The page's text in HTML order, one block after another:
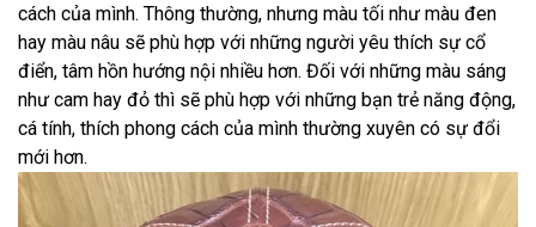
cách của mình. Thông thường, nhưng màu tối như màu đen
hay màu nâu sẽ phù hợp với những người yêu thích sự cổ
điển, tâm hồn hướng nội nhiều hơn. Đối với những màu sáng
như cam hay đỏ thì sẽ phù hợp với những bạn trẻ năng động,
cá tính, thích phong cách của mình thường xuyên có sự đổi
mới hơn.